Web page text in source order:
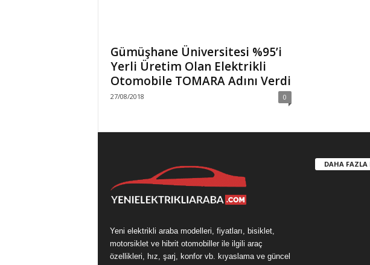
Gümüşhane Üniversitesi %95’i
Yerli Üretim Olan Elektrikli
Otomobile TOMARA Adını Verdi
27/08/2018 0
Yeni elektrikli araba modelleri, fiyatları, bisiklet,
motorsiklet ve hibrit otomobiller ile ilgili araç
özellikleri, hız, şarj, konfor vb. kıyaslama ve güncel
DAHA FAZLA